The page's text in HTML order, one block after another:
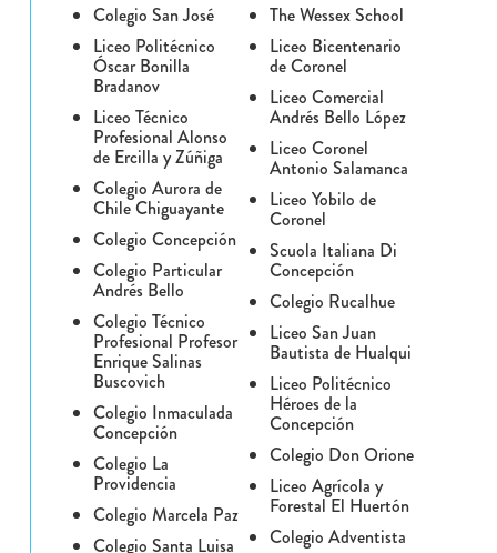
Colegio San José
Liceo Politécnico
Óscar Bonilla
Bradanov
Liceo Técnico
Profesional Alonso
de Ercilla y Zúñiga
Colegio Aurora de
Chile Chiguayante
Colegio Concepción
Colegio Particular
Andrés Bello
Colegio Técnico
Profesional Profesor
Enrique Salinas
Buscovich
Colegio Inmaculada
Concepción
Colegio La
Providencia
Colegio Marcela Paz
Colegio Santa Luisa
The Wessex School
Liceo Bicentenario
de Coronel
Liceo Comercial
Andrés Bello López
Liceo Coronel
Antonio Salamanca
Liceo Yobilo de
Coronel
Scuola Italiana Di
Concepción
Colegio Rucalhue
Liceo San Juan
Bautista de Hualqui
Liceo Politécnico
Héroes de la
Concepción
Colegio Don Orione
Liceo Agrícola y
Forestal El Huertón
Colegio Adventista